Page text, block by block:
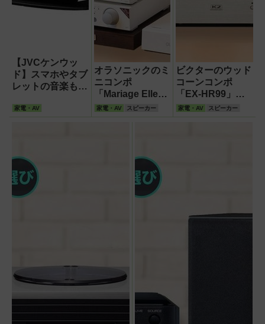
【JVCケンウッ
ド】スマホやタブ
レットの音楽も手
Bluetooth搭載コ
家電・AV
オラソニックのミ
ニコンポ
「Mariage Elle」
の音質を評価!ハ
家電・AV スピーカー
ビクターのウッド
コーンコンポ
「EX-HR99」を
音質評価!癖のな
家電・AV スピーカー